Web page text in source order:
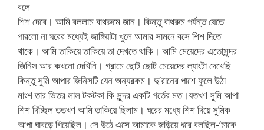
বলে
শিশ দেবে। আমি বললাম বাথরুমে জান। কিন্তু বাথরুম পর্যন্ত যেতে
পারলো না ঘরের মধ্যেই জাঙ্গিয়াটা খুলে আমার সামনে বসে শিশ দিতে
থাকে। আমি তাকিয়ে তাকিয়ে তা দেখতে থাকি। আমি মেয়েদের এতোসুন্দর
জিনিস আর কখনো দেখিনি। গ্রামে ছোট ছোট মেয়েদের ল্যাংটা দেখেছি
কিন্তু সুমি আপার জিনিসটি যেন অন্যরকম। দু’রানের পাশে ফুলে উঠা
মাংশ তার ভিতর লাল টকটকা কি সুন্দর একটি গর্তের মত।যতখণ সুমি আপা
শিশ দিচ্ছিল ততখণ আমি তাকিয়ে ছিলাম। ঘরের মধ্যে শিশ দিয়ে সুমিক
আপা ঘাবড়ে গিয়েছিল। সে উঠে এসে আমাকে জড়িয়ে ধরে বলছিল-‘মাকে